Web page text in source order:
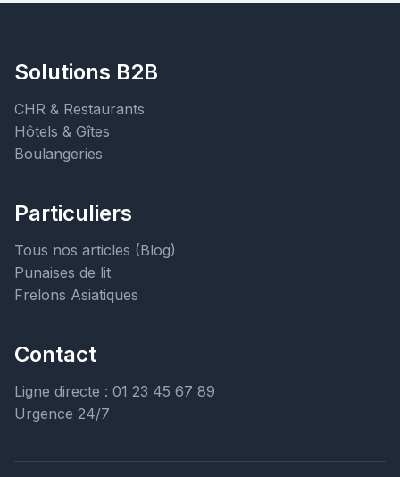
Solutions B2B
CHR & Restaurants
Hôtels & Gîtes
Boulangeries
Particuliers
Tous nos articles (Blog)
Punaises de lit
Frelons Asiatiques
Contact
Ligne directe : 01 23 45 67 89
Urgence 24/7